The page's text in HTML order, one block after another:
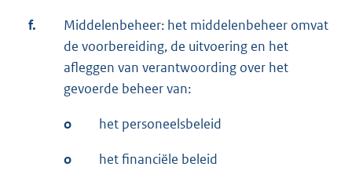
f.
Middelenbeheer: het middelenbeheer omvat
de voorbereiding, de uitvoering en het
afleggen van verantwoording over het
gevoerde beheer van:
o het personeelsbeleid
o het financiële beleid